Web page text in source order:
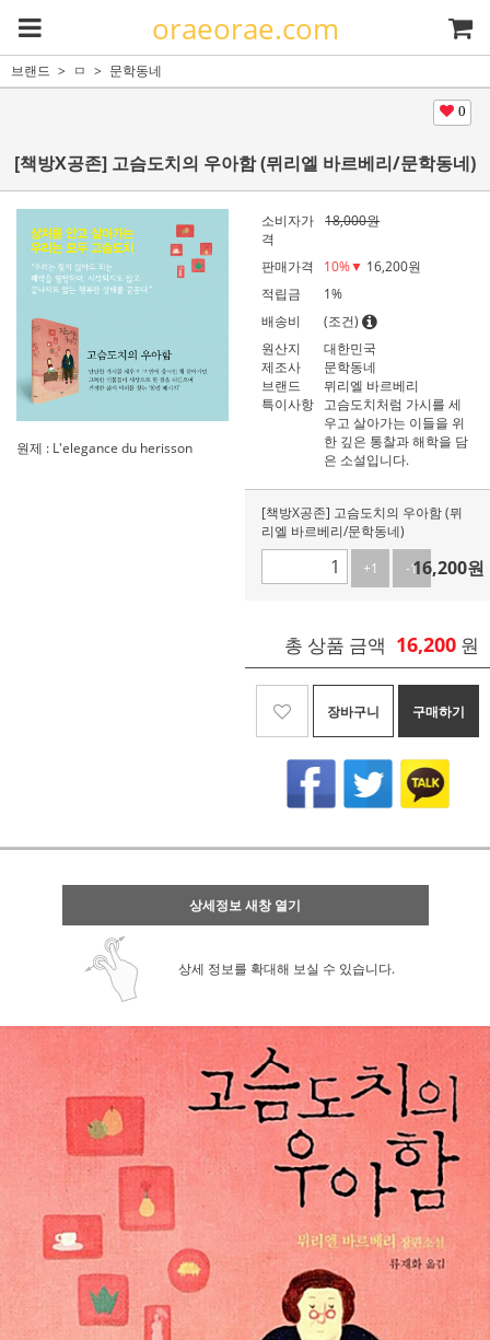
oraeorae.com
브랜드 ㅁ 문학동네
0
[책방X공존] 고슴도치의 우아함 (뮈리엘 바르베리/문학동네)
원제 : L'elegance du herisson
소비자가
격
18,000원
판매가격 10%▼ 16,200원
적립금
1%
배송비
(조건)
원산지
대한민국
제조사
문학동네
브랜드
뮈리엘 바르베리
특이사항 고슴도치처럼 가시를 세
우고 살아가는 이들을 위
한 깊은 통찰과 해학을 담
은 소설입니다.
[책방X공존] 고슴도치의 우아함 (뮈
리엘 바르베리/문학동네)
+1
-116,200원
총 상품 금액 16,200 원
장바구니 구매하기
상세정보 새창 열기
상세 정보를 확대해 보실 수 있습니다.